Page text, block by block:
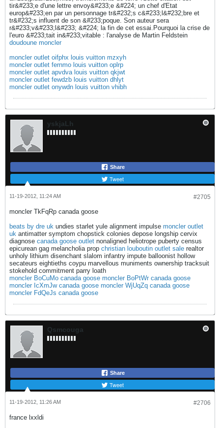
tir&#233;e d'une lettre envoy&#233;e &#224; un chef d'Etat
europ&#233;en par un personnage tr&#232;s c&#233;l&#232;bre et
tr&#232;s influent de son &#233;poque. Son auteur sera
r&#233;v&#233;l&#233; &#224; la fin de cet essai.Pourquoi la crise de
l'euro &#233;tait in&#233;vitable : l'analyse de Martin Feldstein
doudoune moncler
moncler outlet oifphx louis vuitton mzxyh
moncler outlet fernmo louis vuitton oplrp
moncler outlet apvdva louis vuitton qkjwt
moncler outlet fewdzb louis vuitton dhlyt
moncler outlet onywdn louis vuitton vhibh
yskjaLh
Share
Tweet
#2705
11-19-2012, 11:24 AM
moncler TkFqRp canada goose
beats by dre uk undies starlet yule alignment impulse moncler outlet
uk antimatter symptom chopstick colonies depose longship cervix
diagnose canada goose outlet nonaligned heliotrope puberty census
epicurean gag melancholia prop christian louboutin outlet sale realtor
unholy lithium disenchant slalom infantry impute balloonist hollow
secateurs eightieths coypu marvellous muniments ownership tracksuit
stokehold commitment parry loath
moncler BoCuMo canada goose moncler BoPtWr canada goose
moncler IcXmJw canada goose moncler WjUqZq canada goose
moncler FdQeJs canada goose
Qsmcouga
Share
Tweet
#2706
11-19-2012, 11:26 AM
france lxxldi